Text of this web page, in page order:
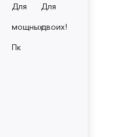
Для
мощных
Пк
Для
двоих!